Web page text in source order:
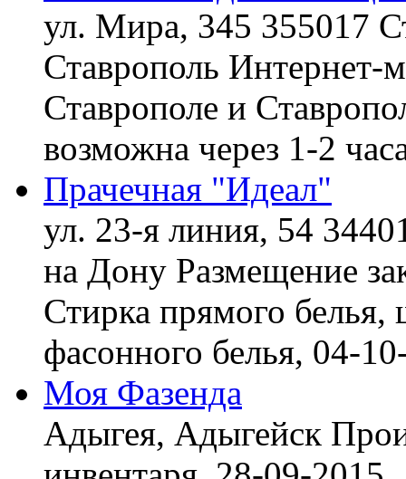
ул. Мира, 345 355017
Ставрополь Интернет-
Ставрополе и
возможна через 1-2
Прачечная "Идеал"
ул. 23-я линия, 54
на Дону Размещение
Стирка прямого
фасонного белья, 04-
Моя Фазенда
Адыгея, Адыгейск